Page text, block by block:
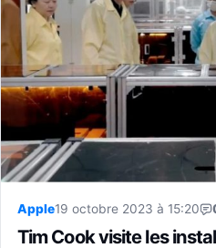
Apple19 octobre 2023 à 15:20
Tim Cook visite les